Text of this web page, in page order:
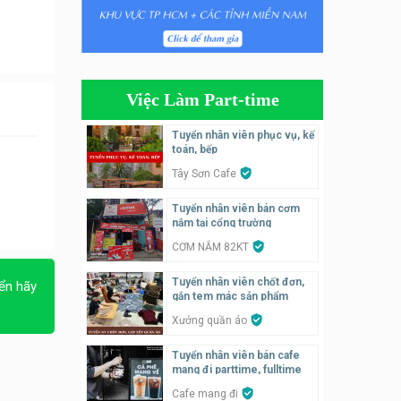
hãy
Tuyển nhân viên bán hàng,
giữ xe parttime – Kibo Kid
video parttime
Công ty
phục vụ bàn
Tuyển nhân viên phụ quán ăn
– hỗ trợ ăn ở
Quán bánh đa cua
Tuyển nhân viên bán hàng
parttime
GÀ GÔ FASTFOOD
Việc Làm Part-time
Tuyển nhân viên phục vụ, kế
toán, bếp
Tây Sơn Cafe
Tuyển nhân viên bán cơm
nắm tại cổng trường
CƠM NẮM 82KT
Tuyển nhân viên chốt đơn,
gắn tem mác sản phẩm
Xưởng quần áo
Tuyển nhân viên bán cafe
mang đi parttime, fulltime
Cafe mang đi